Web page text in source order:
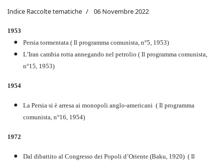
Indice Raccolte tematiche 06 Novembre 2022
1953
Persia tormentata ( Il programma comunista, n°5, 1953)
L’Iran cambia rotta annegando nel petrolio ( Il programma comunista,
n°15, 1953)
1954
La Persia si è arresa ai monopoli anglo-americani ( Il programma
comunista, n°16, 1954)
1972
Dal dibattito al Congresso dei Popoli d’Oriente (Baku, 1920) ( Il